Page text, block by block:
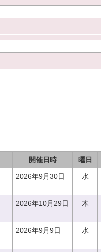
開催日時 曜日
2026年9月30日 水
2026年10月29日 木
2026年9月9日 水